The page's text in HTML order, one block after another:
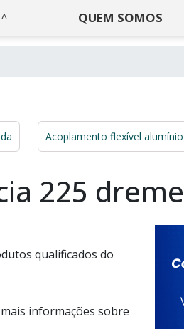
QUEM SOMOS
Acoplamento flexível alumínio
225
qualificados do
informações sobre